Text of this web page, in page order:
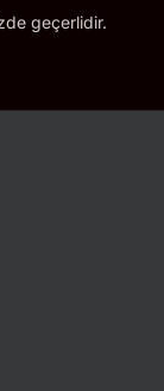
geçerlidir.